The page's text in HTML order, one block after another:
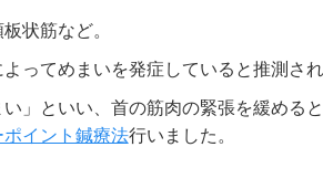
状筋など。
ってめまいを発症していると推測され
」といい、首の筋肉の緊張を緩める
ポイント鍼療法行いました。